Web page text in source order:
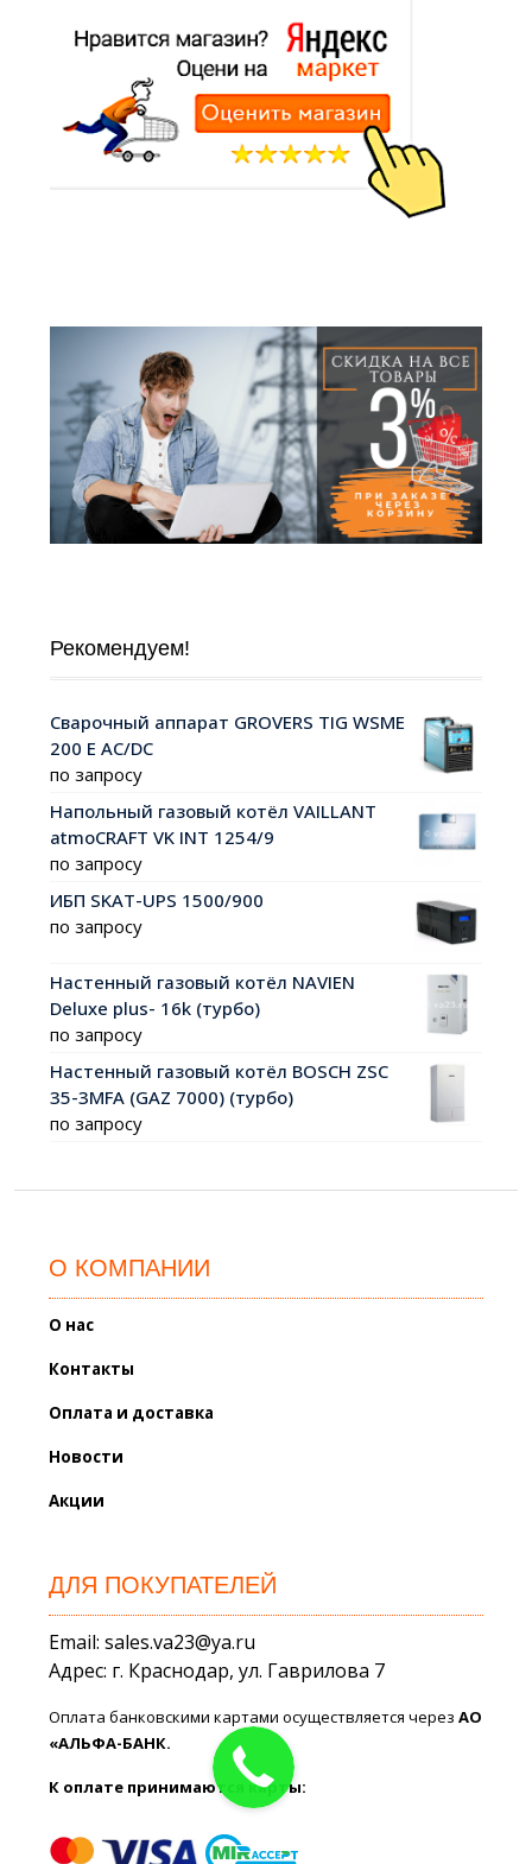
Рекомендуем!
Сварочный аппарат GROVERS TIG WSME
200 Е AC/DC
по запросу
Напольный газовый котёл VAILLANT
atmoCRAFT VK INT 1254/9
по запросу
ИБП SKAT-UPS 1500/900
по запросу
Настенный газовый котёл NAVIEN
Deluxe plus- 16k (турбо)
по запросу
Настенный газовый котёл BOSCH ZSC
35-3MFA (GAZ 7000) (турбо)
по запросу
О КОМПАНИИ
О нас
Контакты
Оплата и доставка
Новости
Акции
ДЛЯ ПОКУПАТЕЛЕЙ
Email: sales.va23@ya.ru
Адрес: г. Краснодар, ул. Гаврилова 7
Оплата банковскими картами осуществляется черезАО
«АЛЬФА-БАНК.
К оплате принимаются карты: